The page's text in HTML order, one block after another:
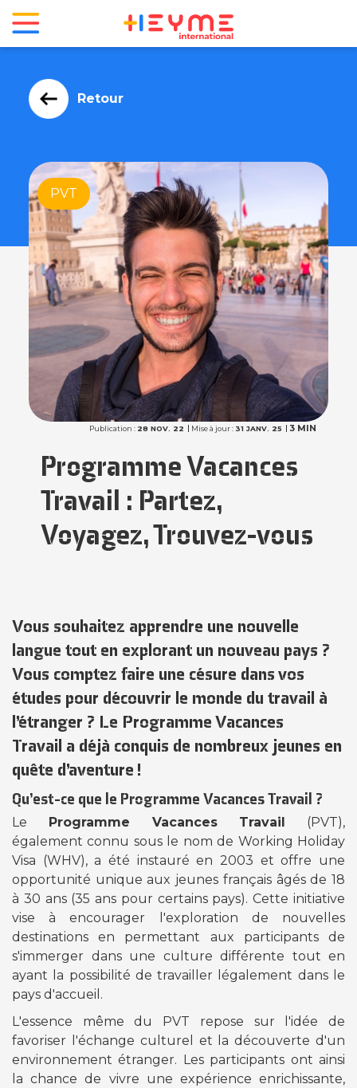
Retour
PVT
Publication : 28 NOV. 22 Mise à jour : 31 JANV. 25 3 MIN
Programme Vacances
Travail : Partez,
Voyagez, Trouvez-vous
Vous souhaitez apprendre une nouvelle
langue tout en explorant un nouveau pays ?
Vous comptez faire une césure dans vos
études pour découvrir le monde du travail à
l’étranger ? Le Programme Vacances
Travail a déjà conquis de nombreux jeunes en
quête d’aventure !
Qu’est-ce que le Programme Vacances Travail ?
Le Programme Vacances Travail (PVT),
également connu sous le nom de Working Holiday
Visa (WHV), a été instauré en 2003 et offre une
opportunité unique aux jeunes français âgés de 18
à 30 ans (35 ans pour certains pays). Cette initiative
vise à encourager l'exploration de nouvelles
destinations en permettant aux participants de
s'immerger dans une culture différente tout en
ayant la possibilité de travailler légalement dans le
pays d'accueil.
L'essence même du PVT repose sur l'idée de
favoriser l'échange culturel et la découverte d'un
environnement étranger. Les participants ont ainsi
la chance de vivre une expérience enrichissante,